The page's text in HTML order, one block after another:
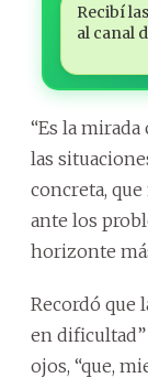
Recibí
al canal
“Es la
las
concreta,
ante los
horizonte
Recordó que
en dificultad”
ojos, “que,